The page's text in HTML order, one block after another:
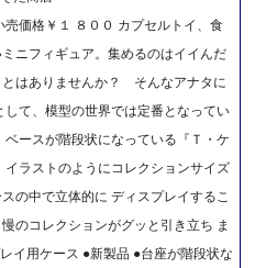
売価格￥１ ８００ カプセルトイ、食
ニフィギュア。集めるのはイイんだ
はありませんか？ そんなアナタに
て、模型の世界では定番となってい
ースが階段状になっている『Ｔ・ケ
ラストのようにコレクションサイズ
の中で立体的に ディスプレイするこ
のコレクションがグッと引き立ち ま
イ用ケース ●新製品 ●台座が階段状な